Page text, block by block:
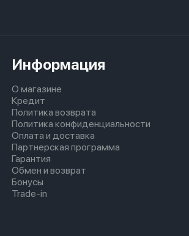
Информация
О магазине
Кредит
Политика возврата
Политика конфиденциальности
Оплата и доставка
Партнерская программа
Гарантия
Обмен и возврат
Бонусы
Trade-in